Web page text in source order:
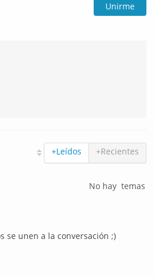
Unirme
+Leídos +Recientes
No hay temas
se unen a la conversación ;)